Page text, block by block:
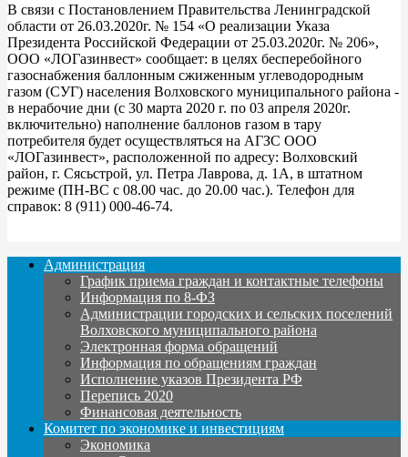
В связи с Постановлением Правительства Ленинградской
области от 26.03.2020г. № 154 «О реализации Указа
Президента Российской Федерации от 25.03.2020г. № 206»,
ООО «ЛОГазинвест» сообщает: в целях бесперебойного
газоснабжения баллонным сжиженным углеводородным
газом (СУГ) населения Волховского муниципального района -
в нерабочие дни (с 30 марта 2020 г. по 03 апреля 2020г.
включительно) наполнение баллонов газом в тару
потребителя будет осуществляться на АГЗС ООО
«ЛОГазинвест», расположенной по адресу: Волховский
район, г. Сясьстрой, ул. Петра Лаврова, д. 1А, в штатном
режиме (ПН-ВС с 08.00 час. до 20.00 час.). Телефон для
справок: 8 (911) 000-46-74.
Администрация
График приема граждан и контактные телефоны
Информация по 8-ФЗ
Администрации городских и сельских поселений
Волховского муниципального района
Электронная форма обращений
Информация по обращениям граждан
Исполнение указов Президента РФ
Перепись 2020
Финансовая деятельность
Комитет по экономике и инвестициям
Экономика